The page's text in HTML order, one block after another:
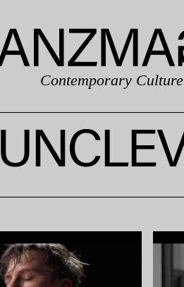
Contemporary